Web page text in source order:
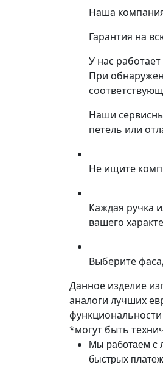
Наша
Гарантия на
У нас
При
Наши
петель или
Не ищите
Каждая ручка
вашего
Выберите
Данное изделие
аналоги лучших
*могут быть
Мы работаем с
быстрых